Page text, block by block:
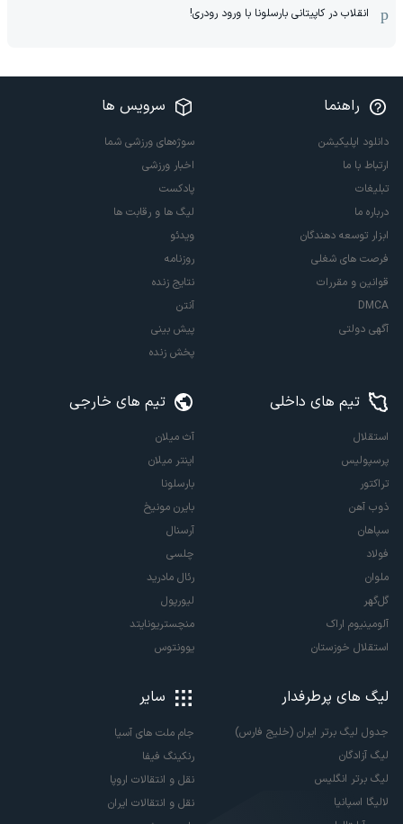
سپاه: بازگشایی تنگه هرمز منوط به پذیرش شروط ایران است
صادقی: خسته شدم از صحبت کردن از مدیریت استقلال
صادقی: استقلال را این‌طور نمی‌شود اداره کرد!
فلاح: فشار به جامعه داوری در ایران، در دنیا نیست
بادامکی: خوشحالم فرصت به مربی ایرانی داده شد
پیوس: توقع ما از تارتار قهرمانی است
جلسه فوری در بایرن برای هری کین
آماده‌سازی متفاوت ایران در راه جام ملت‌ها
راهنما
دانلود اپلیکیشن
ارتباط با ما
تبلیغات
درباره ما
ابزار توسعه دهندگان
فرصت های شغلی
قوانین و مقررات
آگهی دولتی
سرویس ها
سوژه‌های ورزشی شما
اخبار ورزشی
پادکست
لیگ ها و رقابت ها
ویدئو
روزنامه
نتایج زنده
پیش بینی
پخش زنده
تیم های داخلی
استقلال
پرسپولیس
تیم های خارجی
آث میلان
اینتر میلان